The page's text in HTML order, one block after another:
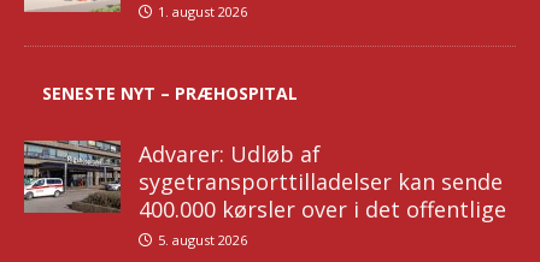
1. august 2026
SENESTE NYT – PRÆHOSPITAL
Advarer: Udløb af
sygetransporttilladelser kan sende
400.000 kørsler over i det offentlige
5. august 2026